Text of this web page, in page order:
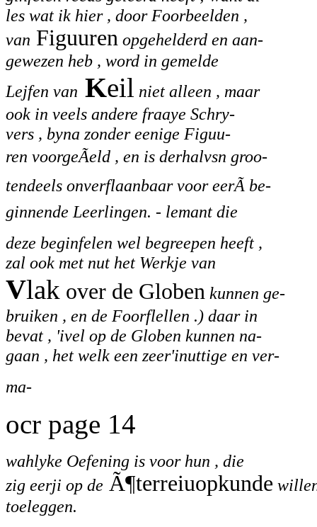
les wat ik hier , door Foorbeelden ,
van Figuuren opgehelderd en aan-
gewezen heb , word in gemelde
Lejfen van Keil niet alleen , maar
ook in veels andere fraaye Schry-
vers , byna zonder eenige Figuu-
ren voorgeÃeld , en is derhalvsn groo-
tendeels onverflaanbaar voor eerÃ be-
ginnende Leerlingen. - lemant die
deze beginfelen wel begreepen heeft ,
zal ook met nut het Werkje van
Vlak over de Globen kunnen ge-
bruiken , en de Foorflellen .) daar in
bevat , 'ivel op de Globen kunnen na-
gaan , het welk een zeer'inuttige en ver-
ma-
ocr page 14
wahlyke Oefening is voor hun , die
zig eerji op de Ã¶terreiuopkunde
toeleggen.